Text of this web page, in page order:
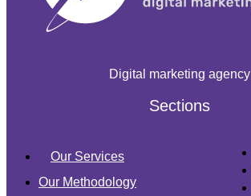
Digital marketing agency
Sections
Our Services
Our Methodology